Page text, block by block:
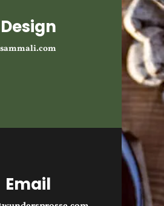
Design
sammali.com
Email